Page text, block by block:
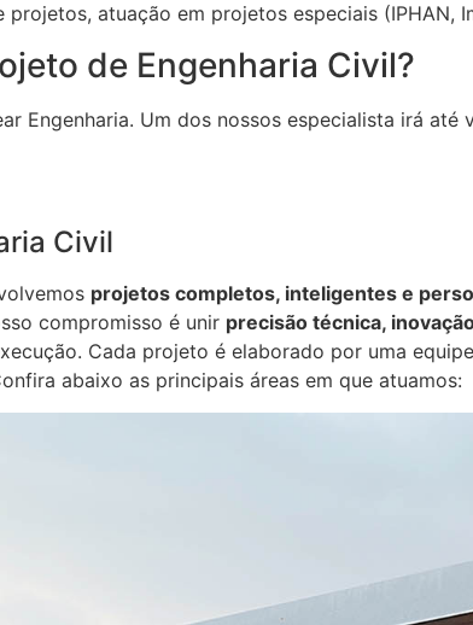
atuação em projetos especiais (IPHAN,
de Engenharia Civil?
Engenharia. Um dos nossos especialista irá até
Civil
projetos completos, inteligentes e
compromisso é unir precisão técnica,
Cada projeto é elaborado por uma
abaixo as principais áreas em que atuamos: